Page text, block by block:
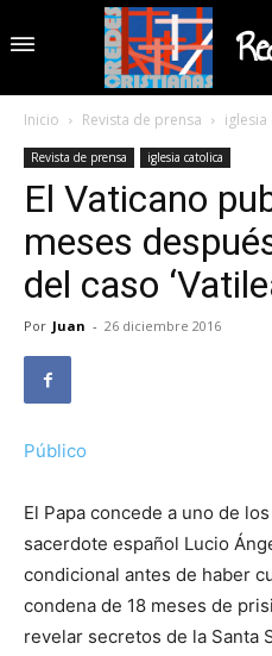
Inicio Revista de prensa iglesia
Revista de prensa iglesia catolica
El Vaticano
meses
del caso
Por Juan - 26 diciembre 2016
Público
El Papa concede a uno de
sacerdote español Lucio
condicional antes de haber
condena de 18 meses de
revelar secretos de la Santa